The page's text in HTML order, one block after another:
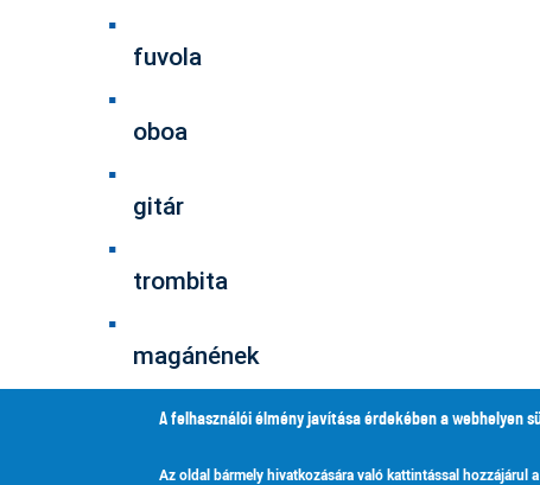
fuvola
oboa
gitár
trombita
magánének
kamarazene
A felhasználói élmény javítása érdekében a webhelyen
Az oldal bármely hivatkozására való kattintással hozzájárul